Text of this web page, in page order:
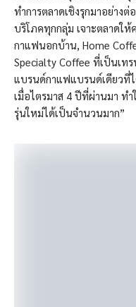
ทำการตลาดเชิงรุกมาอย่า
บริโภคทุกกลุ่ม เจาะตลาดใ
กาแฟนอกบ้าน, Home
Specialty Coffee ที่เป็นเท
แบรนด์กาแฟแบรนด์เดียวที่
เมื่อไตรมาส 4 ปีที่ผ่านมา ท
รุ่นใหม่ได้เป็นจำนวนมาก”